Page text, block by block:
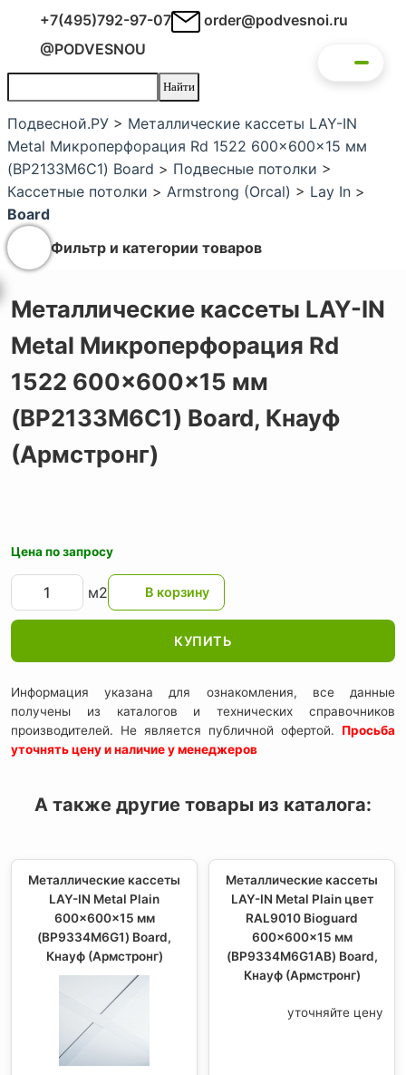
+7(495)792-97-07
order@podvesnoi.ru
@PODVESNOU
Подвесной.РУ > Металлические кассеты LAY-IN
Metal Микроперфорация Rd 1522 600x600x15 мм
(BP2133M6C1) Board > Подвесные потолки >
Кассетные потолки > Armstrong (Orcal) > Lay In >
Board
Фильтр и категории товаров
Металлические кассеты LAY-IN
Metal Микроперфорация Rd
1522 600x600x15 мм
(BP2133M6C1) Board, Кнауф
(Армстронг)
Цена по запросу
м2
КУПИТЬ
Информация указана для ознакомления, все данные
получены из каталогов и технических справочников
производителей. Не является публичной офертой. Просьба
уточнять цену и наличие у менеджеров
А также другие товары из каталога:
Металлические кассеты
LAY-IN Metal Plain
600x600x15 мм
(BP9334M6G1) Board,
Кнауф (Армстронг)
Металлические кассеты
LAY-IN Metal Plain цвет
RAL9010 Bioguard
600x600x15 мм
(BP9334M6G1AB) Board,
Кнауф (Армстронг)
уточняйте цену